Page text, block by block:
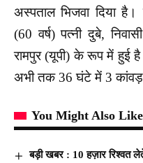
अस्पताल भिजवा दिया
(60 वर्ष) पत्नी दुबे,
रामपुर (यूपी) के रूप में
अभी तक 36 घंटे में 3 कांवड़
You Might Also Like
बड़ी खबर : 10 हज़ार रिश्वत